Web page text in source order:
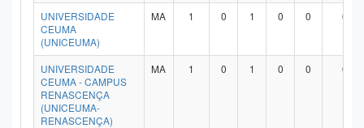
UNIVERSIDADE
CEUMA
(UNICEUMA)
MA 1 0 1 0 0 0
UNIVERSIDADE
CEUMA - CAMPUS
RENASCENÇA
(UNICEUMA-
RENASCENÇA)
MA 1 0 1 0 0 0